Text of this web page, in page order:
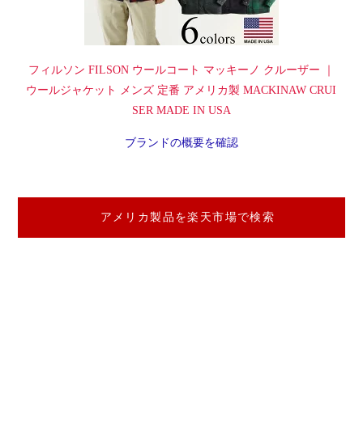
フィルソン FILSON ウールコート マッキーノ クルーザー ｜
ウールジャケット メンズ 定番 アメリカ製 MACKINAW CRUI
SER MADE IN USA
ブランドの概要を確認
アメリカ製品を楽天市場で検索